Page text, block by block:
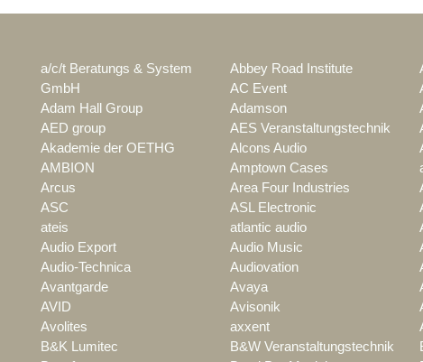
a/c/t Beratungs & System
GmbH
Abbey Road Institute
AC Event
Adam Hall Group Adamson
AED group AES Veranstaltungstechnik
Akademie der OETHG Alcons Audio
AMBION Amptown Cases
Arcus Area Four Industries
ASC ASL Electronic
ateis atlantic audio
Audio Export Audio Music
Audio-Technica Audiovation
Avantgarde Avaya
AVID Avisonik
Avolites axxent
B&K Lumitec B&W Veranstaltungstechnik